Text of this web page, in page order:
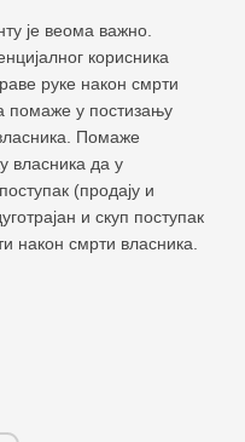
је веома важно.
корисника
руке након смрти
помаже у постизању
Помаже
власника да у
(продају и
и скуп поступак
након смрти власника.